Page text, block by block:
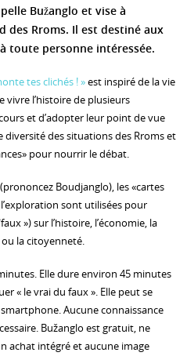
Bužanglo et vise à
des Rroms. Il est destiné aux
toute personne intéressée.
tes clichés ! »est inspiré de la vie
vivre l’histoire de plusieurs
et d’adopter leur point de vue
des situations des Rroms et
pour nourrir le débat.
Boudjanglo), les «cartes
sont utilisées pour
») sur l’histoire, l’économie, la
la citoyenneté.
Elle dure environ 45 minutes
« le vrai du faux ». Elle peut se
Aucune connaissance
Bužanglo est gratuit, ne
achat intégré et aucune image